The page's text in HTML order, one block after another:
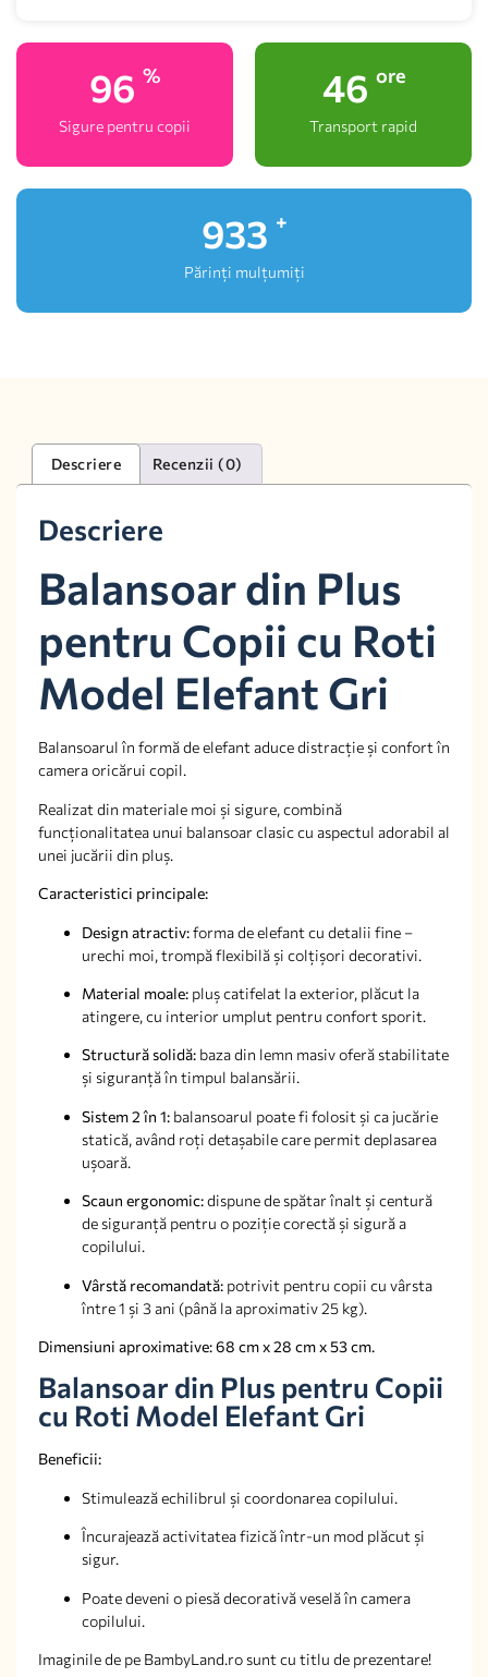
100 %
Sigure pentru copii
48 ore
Transport rapid
994 +
Părinți mulțumiți
Descriere Recenzii (0)
Descriere
Balansoar din Plus
pentru Copii cu Roti
Model Elefant Gri
Balansoarul în formă de elefant aduce distracție și confort în
camera oricărui copil.
Realizat din materiale moi și sigure, combină
funcționalitatea unui balansoar clasic cu aspectul adorabil al
unei jucării din pluș.
Caracteristici principale:
Design atractiv:forma de elefant cu detalii fine –
urechi moi, trompă flexibilă și colțișori decorativi.
Material moale: pluș catifelat la exterior, plăcut la
atingere, cu interior umplut pentru confort sporit.
Structură solidă: baza din lemn masiv oferă stabilitate
și siguranță în timpul balansării.
Sistem 2 în 1: balansoarul poate fi folosit și ca jucărie
statică, având roți detașabile care permit deplasarea
ușoară.
Scaun ergonomic:dispune de spătar înalt și centură
de siguranță pentru o poziție corectă și sigură a
copilului.
Vârstă recomandată: potrivit pentru copii cu vârsta
între 1 și 3 ani (până la aproximativ 25 kg).
Dimensiuni aproximative: 68 cm x 28 cm x 53 cm.
Balansoar din Plus pentru Copii
cu Roti Model Elefant Gri
Beneficii:
Stimulează echilibrul și coordonarea copilului.
Încurajează activitatea fizică într-un mod plăcut și
sigur.
Poate deveni o piesă decorativă veselă în camera
copilului.
Imaginile de pe BambyLand.ro sunt cu titlu de prezentare!